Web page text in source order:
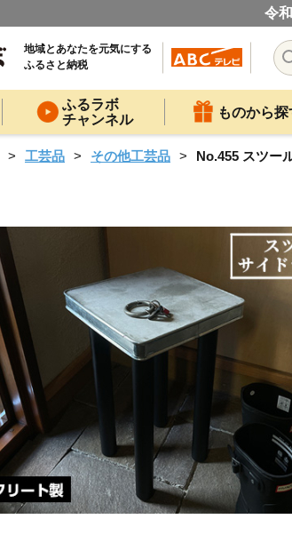
令
地域とあなたを元気にする
ふるさと納税
ふるラボ
チャンネル
ものから探
工芸品 その他工芸品 No.455 スツー